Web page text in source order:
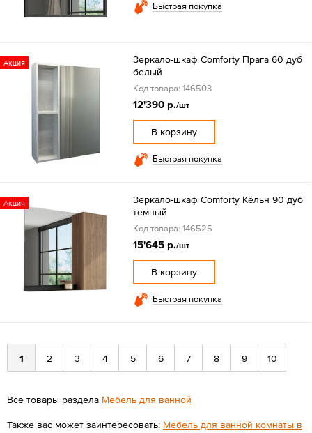
Быстрая покупка
Акция
Зеркало-шкаф Comforty Прага 60 дуб
белый
Код товара: 146503
12'390 р./шт
В корзину
Быстрая покупка
Акция
Зеркало-шкаф Comforty Кёльн 90 дуб
темный
Код товара: 146525
15'645 р./шт
В корзину
Быстрая покупка
1 2 3 4 5 6 7 8 9 10
Все товары раздела Мебель для ванной
Также вас может заинтересовать: Мебель для ванной комнаты в